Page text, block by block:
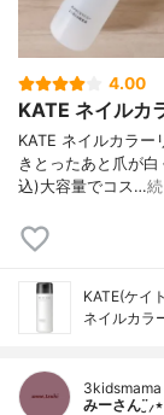
4.00
KATE ネイルカ
KATE ネイルカラー
きとったあと爪が
込)大容量でコス…
KATE(ケイ
ネイルカラ
3kidsmama
みーさん¨̮⸝⋆